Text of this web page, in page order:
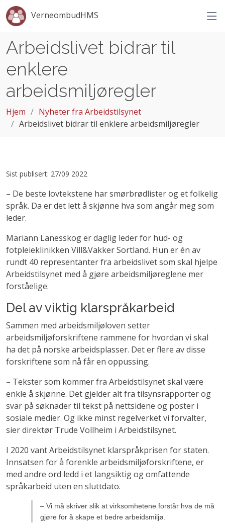
VerneombudHMS
Arbeidslivet bidrar til
enklere
arbeidsmiljøregler
Hjem
Nyheter fra Arbeidstilsynet
Arbeidslivet bidrar til enklere arbeidsmiljøregler
Sist publisert: 27/09 2022
– De beste lovtekstene har smørbrødlister og et folkelig
språk. Da er det lett å skjønne hva som angår meg som
leder.
Mariann Lanesskog er daglig leder for hud- og
fotpleieklinikken Vill&Vakker Sortland. Hun er én av
rundt 40 representanter fra arbeidslivet som skal hjelpe
Arbeidstilsynet med å gjøre arbeidsmiljøreglene mer
forståelige.
Del av viktig klarspråkarbeid
Sammen med arbeidsmiljøloven setter
arbeidsmiljøforskriftene rammene for hvordan vi skal
ha det på norske arbeidsplasser. Det er flere av disse
forskriftene som nå får en oppussing.
– Tekster som kommer fra Arbeidstilsynet skal være
enkle å skjønne. Det gjelder alt fra tilsynsrapporter og
svar på søknader til tekst på nettsidene og poster i
sosiale medier. Og ikke minst regelverket vi forvalter,
sier direktør Trude Vollheim i Arbeidstilsynet.
I 2020 vant Arbeidstilsynet klarspråkprisen for staten.
Innsatsen for å forenkle arbeidsmiljøforskriftene, er
med andre ord ledd i et langsiktig og omfattende
språkarbeid uten en sluttdato.
– Vi må skriver slik at virksomhetene forstår hva de må
gjøre for å skape et bedre arbeidsmiljø.